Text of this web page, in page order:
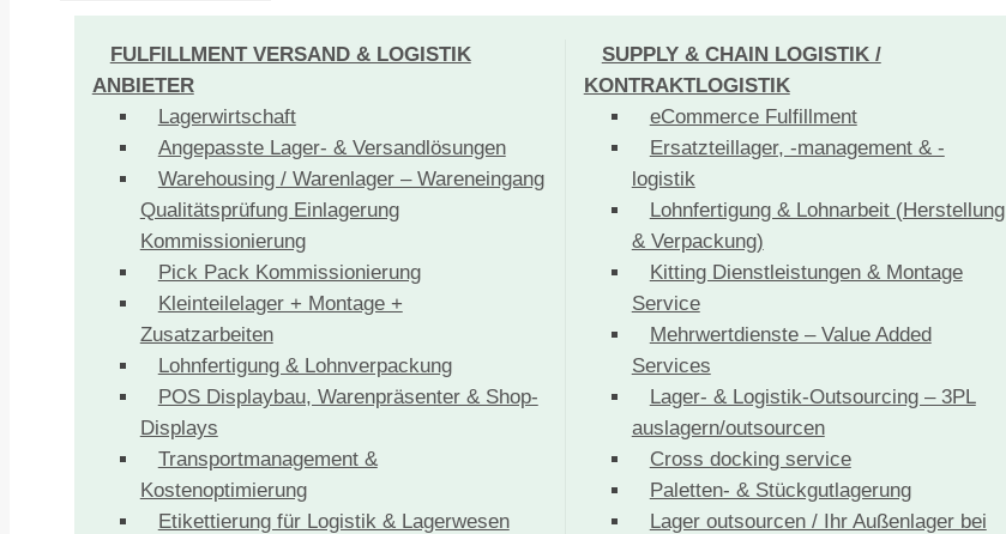
FULFILLMENT VERSAND & LOGISTIK
ANBIETER
Lagerwirtschaft
Angepasste Lager- & Versandlösungen
Warehousing / Warenlager – Wareneingang
Qualitätsprüfung Einlagerung
Kommissionierung
Pick Pack Kommissionierung
Kleinteilelager + Montage +
Zusatzarbeiten
Lohnfertigung & Lohnverpackung
POS Displaybau, Warenpräsenter & Shop-
Displays
Transportmanagement &
Kostenoptimierung
Etikettierung für Logistik & Lagerwesen
SUPPLY & CHAIN LOGISTIK /
KONTRAKTLOGISTIK
eCommerce Fulfillment
Ersatzteillager, -management & -
logistik
Lohnfertigung & Lohnarbeit (Herstellung
& Verpackung)
Kitting Dienstleistungen & Montage
Service
Mehrwertdienste – Value Added
Services
Lager- & Logistik-Outsourcing – 3PL
auslagern/outsourcen
Cross docking service
Paletten- & Stückgutlagerung
Lager outsourcen / Ihr Außenlager bei